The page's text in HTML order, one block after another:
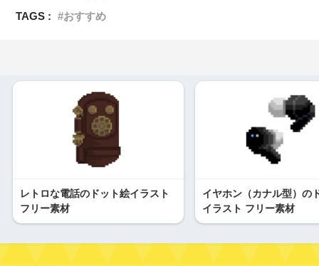
TAGS :
おすすめ
レトロな電話のドット絵イラスト
フリー素材
イヤホン（カナル型）の
イラスト フリー素材